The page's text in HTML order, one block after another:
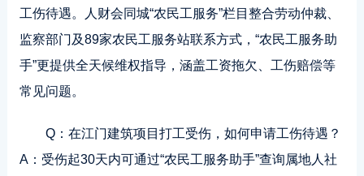
工伤待遇。人财会同城“农民工服务”栏目整合劳动仲裁、
监察部门及89家农民工服务站联系方式，“农民工服务助
手”更提供全天候维权指导，涵盖工资拖欠、工伤赔偿等
常见问题。
Q：在江门建筑项目打工受伤，如何申请工伤待遇？
A：受伤起30天内可通过“农民工服务助手”查询属地人社